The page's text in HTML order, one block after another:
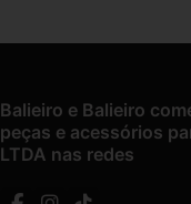
Balieiro e Balieiro
peças e acessórios
LTDA nas redes